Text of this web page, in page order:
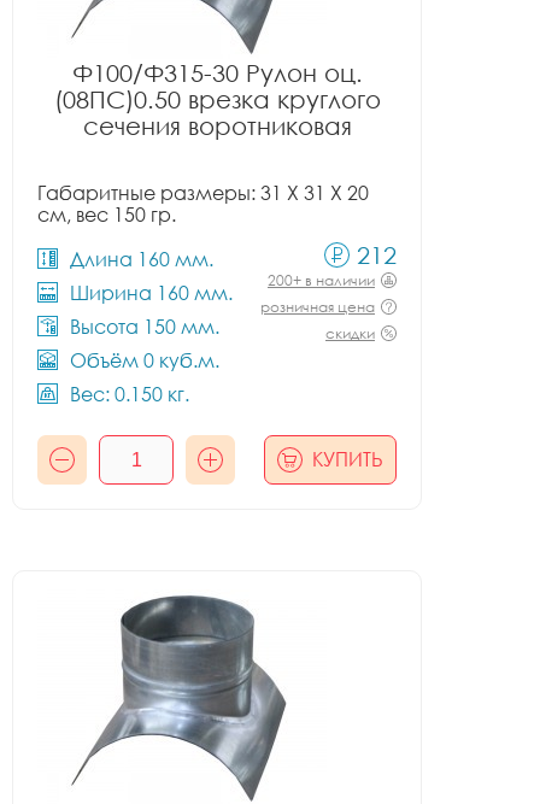
Ф100/Ф315-30 Рулон оц.
(08ПС)0.50 врезка круглого
сечения воротниковая
Габаритные размеры: 31 X 31 X 20
см, вес 150 гр.
Длина 160 мм.
Ширина 160 мм.
Высота 150 мм.
Объём 0 куб.м.
Вес: 0.150 кг.
212
200+ в наличии
розничная цена
скидки
КУПИТЬ